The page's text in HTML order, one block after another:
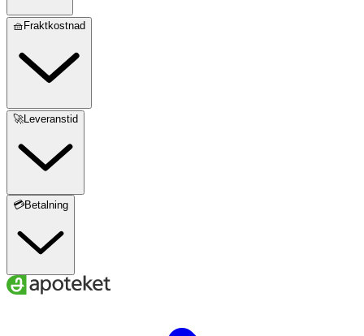
🧺Fraktkostnad
🚀Leveranstid
💳Betalning